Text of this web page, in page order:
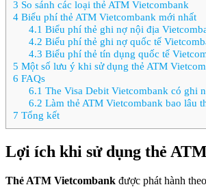
3 So sánh các loại thẻ ATM Vietcombank
4 Biểu phí thẻ ATM Vietcombank mới nhất
4.1 Biểu phí thẻ ghi nợ nội địa
4.2 Biểu phí thẻ ghi nợ quốc tế
4.3 Biểu phí thẻ tín dụng quốc tế
5 Một số lưu ý khi sử dụng thẻ ATM
6 FAQs
6.1 The Visa Debit Vietcombank có ghi
6.2 Làm thẻ ATM Vietcombank bao lâu
7 Tổng kết
Lợi ích khi sử dụng thẻ
Thẻ ATM Vietcombank được phát hành